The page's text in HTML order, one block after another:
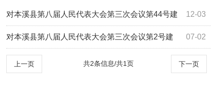
12-03
对本溪县第八届人民代表大会第三次会议第44号建
议的答复 07-02
对本溪县第八届人民代表大会第三次会议第2号建
议的答复
上一页 下一页
共2条信息/共1页